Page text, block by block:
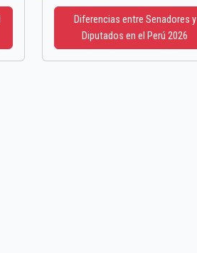
Diferencias entre Senadores y
Diputados en el Perú 2026